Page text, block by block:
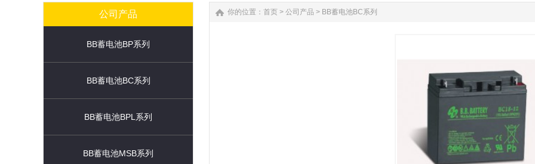
公司产品
BB蓄电池BP系列
BB蓄电池BC系列
BB蓄电池BPL系列
BB蓄电池MSB系列
你的位置： 首页 > 公司产品 > BB蓄电池BC系列